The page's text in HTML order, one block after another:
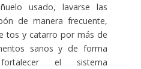
usado, lavarse las
de manera frecuente,
tos y catarro por más de
sanos y de forma
el sistema